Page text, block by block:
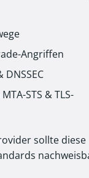
Angriffen
DNSSEC
STS & TLS-
sollte diese